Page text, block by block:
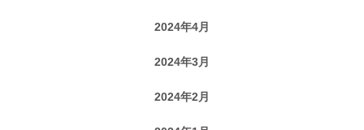
2024年4月
2024年3月
2024年2月